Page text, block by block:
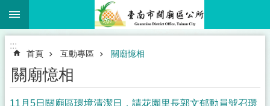
跳到主要內容區塊
:::
首頁 互動專區 關廟憶相
關廟憶相
11月5日關廟區環境清潔日，請花園里長郭文郁動員號召環